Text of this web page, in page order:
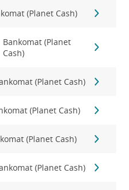
(Planet Cash)
Bankomat (Planet
Cash)
(Planet Cash)
(Planet Cash)
(Planet Cash)
(Planet Cash)